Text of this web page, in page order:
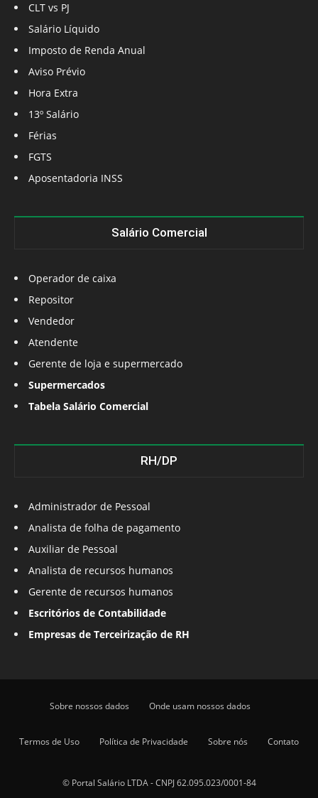
CLT vs PJ
Salário Líquido
Imposto de Renda Anual
Aviso Prévio
Hora Extra
13º Salário
Férias
FGTS
Aposentadoria INSS
Salário Comercial
Operador de caixa
Repositor
Vendedor
Atendente
Gerente de loja e supermercado
Supermercados
Tabela Salário Comercial
RH/DP
Administrador de Pessoal
Analista de folha de pagamento
Auxiliar de Pessoal
Analista de recursos humanos
Gerente de recursos humanos
Escritórios de Contabilidade
Empresas de Terceirização de RH
Sobre nossos dados Onde usam nossos dados
Termos de Uso Política de Privacidade Sobre nós Contato
© Portal Salário LTDA - CNPJ 62.095.023/0001-84